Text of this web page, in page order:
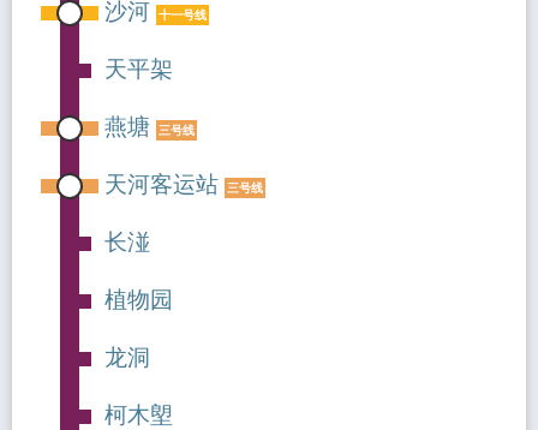
沙河 十一号线
天平架
燕塘 三号线
天河客运站 三号线
长湴
植物园
龙洞
柯木塱